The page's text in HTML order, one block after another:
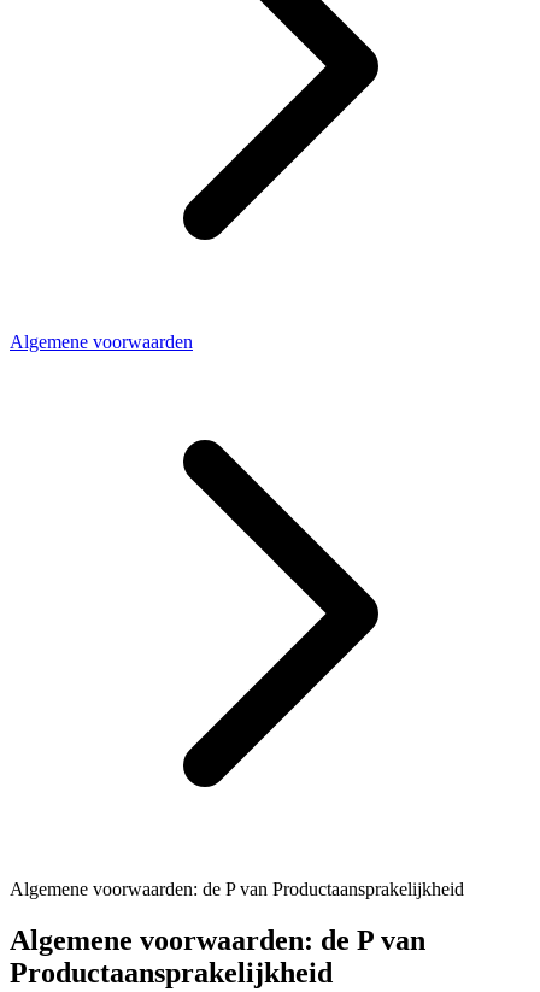
Algemene voorwaarden
Algemene voorwaarden: de P van Productaansprakelijkheid
Algemene voorwaarden: de P van
Productaansprakelijkheid